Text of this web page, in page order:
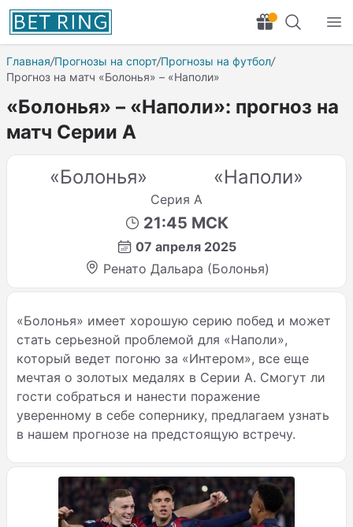
Главная/Прогнозы на спорт/Прогнозы на футбол/
Прогноз на матч «Болонья» – «Наполи»
«Болонья» – «Наполи»: прогноз на
матч Серии А
«Болонья»
«Наполи»
Серия А
21:45 МСК
07 апреля 2025
Ренато Дальара (Болонья)
«Болонья» имеет хорошую серию побед и может
стать серьезной проблемой для «Наполи»,
который ведет погоню за «Интером», все еще
мечтая о золотых медалях в Серии А. Смогут ли
гости собраться и нанести поражение
уверенному в себе сопернику, предлагаем узнать
в нашем прогнозе на предстоящую встречу.